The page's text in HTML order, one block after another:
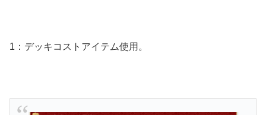
1：デッキコストアイテム使用。